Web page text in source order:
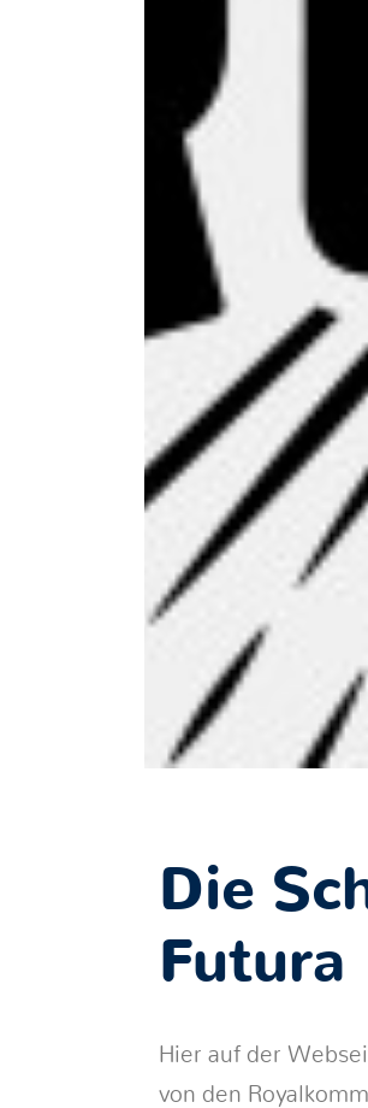
Die
Futura
Hier auf der
von den